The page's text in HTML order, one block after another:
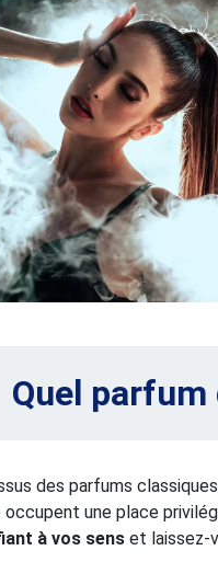
Quel
des parfums
une place
à vos sens et laissez-